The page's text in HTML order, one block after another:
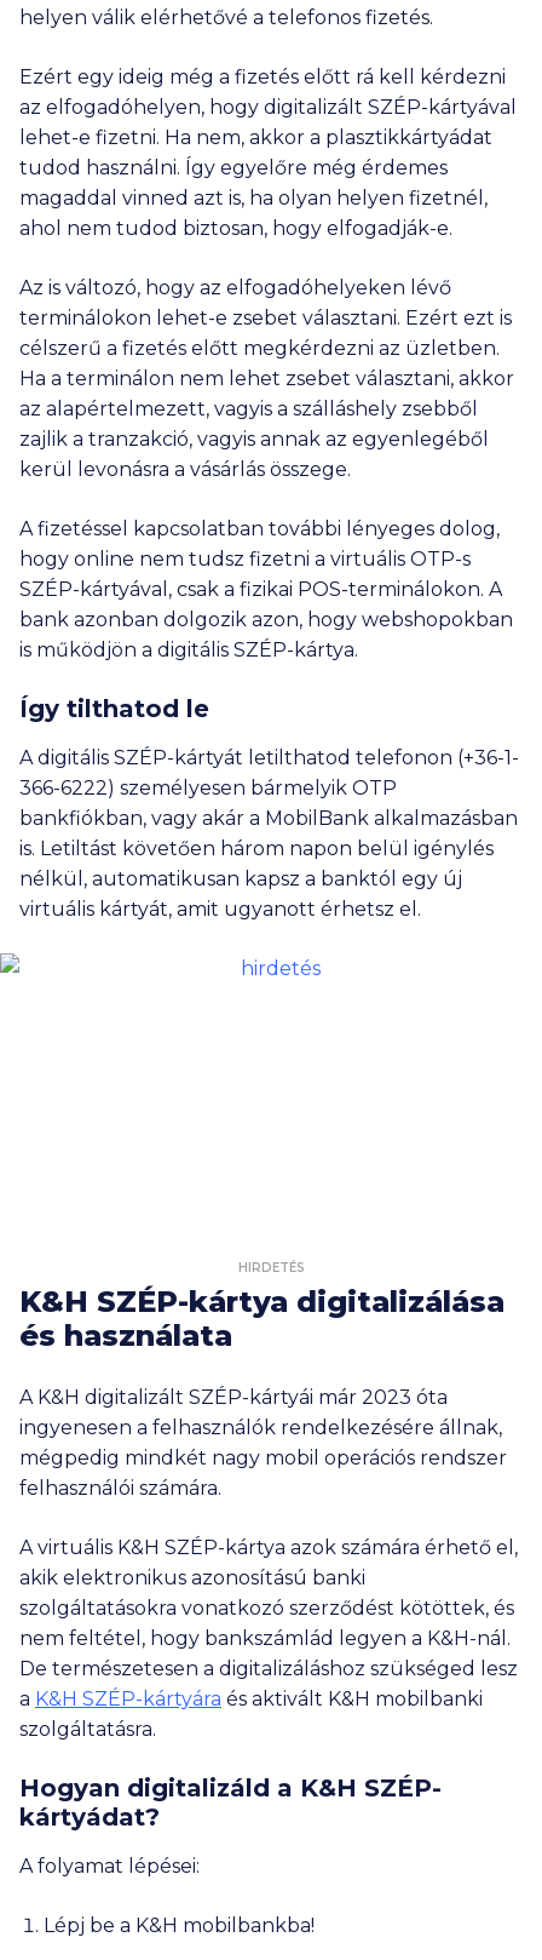
helyen válik elérhetővé a telefonos fizetés.
Ezért egy ideig még a fizetés előtt rá kell kérdezni
az elfogadóhelyen, hogy digitalizált SZÉP-kártyával
lehet-e fizetni. Ha nem, akkor a plasztikkártyádat
tudod használni. Így egyelőre még érdemes
magaddal vinned azt is, ha olyan helyen fizetnél,
ahol nem tudod biztosan, hogy elfogadják-e.
Az is változó, hogy az elfogadóhelyeken lévő
terminálokon lehet-e zsebet választani. Ezért ezt is
célszerű a fizetés előtt megkérdezni az üzletben.
Ha a terminálon nem lehet zsebet választani, akkor
az alapértelmezett, vagyis a szálláshely zsebből
zajlik a tranzakció, vagyis annak az egyenlegéből
kerül levonásra a vásárlás összege.
A fizetéssel kapcsolatban további lényeges dolog,
hogy online nem tudsz fizetni a virtuális OTP-s
SZÉP-kártyával, csak a fizikai POS-terminálokon. A
bank azonban dolgozik azon, hogy webshopokban
is működjön a digitális SZÉP-kártya.
Így tilthatod le
A digitális SZÉP-kártyát letilthatod telefonon (+36-1-
366-6222) személyesen bármelyik OTP
bankfiókban, vagy akár a MobilBank alkalmazásban
is. Letiltást követően három napon belül igénylés
nélkül, automatikusan kapsz a banktól egy új
virtuális kártyát, amit ugyanott érhetsz el.
HIRDETÉS
K&H SZÉP-kártya digitalizálása
és használata
A K&H digitalizált SZÉP-kártyái már 2023 óta
ingyenesen a felhasználók rendelkezésére állnak,
mégpedig mindkét nagy mobil operációs rendszer
felhasználói számára.
A virtuális K&H SZÉP-kártya azok számára érhető el,
akik elektronikus azonosítású banki
szolgáltatásokra vonatkozó szerződést kötöttek, és
nem feltétel, hogy bankszámlád legyen a K&H-nál.
De természetesen a digitalizáláshoz szükséged lesz
a K&H SZÉP-kártyára és aktivált K&H mobilbanki
szolgáltatásra.
Hogyan digitalizáld a K&H SZÉP-
kártyádat?
A folyamat lépései:
Lépj be a K&H mobilbankba!